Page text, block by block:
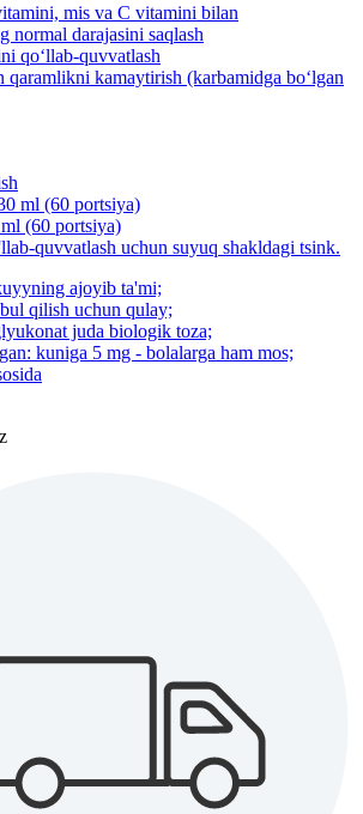
mis va C vitamini bilan
normal darajasini saqlash
qo‘llab-quvvatlash
qaramlikni kamaytirish (karbamidga bo‘lgan
(60 portsiya)
quvvatlash uchun suyuq shakldagi tsink.
ajoyib ta'mi;
qilish uchun qulay;
juda biologik toza;
kuniga 5 mg - bolalarga ham mos;